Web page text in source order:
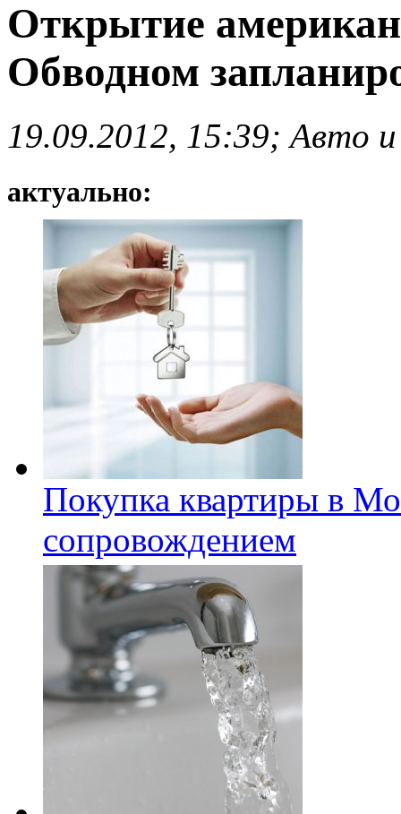
Открытие
Обводном
19.09.2012, 15:39; Авто и
актуально:
Покупка квартиры в
сопровождением